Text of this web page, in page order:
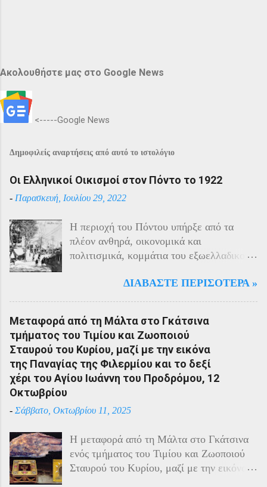
Ακολουθήστε μας στο Google News
<-----Google News
Δημοφιλείς αναρτήσεις από αυτό το ιστολόγιο
Οι Ελληνικοί Οικισμοί στον Πόντο το 1922
- Παρασκευή, Ιουλίου 29, 2022
Η περιοχή του Πόντου υπήρξε από τα
πλέον ανθηρά, οικονομικά και
πολιτισμικά, κομμάτια του εξωελλαδικού
40% του πληθυσμού της περιοχής και μαζί
του Πόντου είχε και αυτός στη διάρκεια
του πολέμου την ίδια τύχη με τον
υπόλοιπο μικρασιατικό πληθυσμό. Με την
είσοδο της Τουρκίας στον πόλεμο
πραγματοποιήθηκαν εκκενώσεις οικισμών,
οικογένειες των φυγοστράτων.
έδωσαν οι Πόντιοι στην καταπίεση με την
οργανωμένη αντίσταση των κατοίκων του.
Αντιδρώντας στις πιέσεις των Τούρκων
ΔΙΑΒΆΣΤΕ ΠΕΡΙΣΌΤΕΡΑ »
Μεταφορά από τη Μάλτα στο Γκάτσινα
τμήματος του Τιμίου και Ζωοποιού
Σταυρού του Κυρίου, μαζί με την εικόνα
της Παναγίας της Φιλερμίου και το δεξί
χέρι του Αγίου Ιωάννη του Προδρόμου, 12
Οκτωβρίου
- Σάββατο, Οκτωβρίου 11, 2025
Η μεταφορά από τη Μάλτα στο Γκάτσινα
ενός τμήματος του Τιμίου και Ζωοποιού
Σταυρού του Κυρίου, μαζί με την εικόνα